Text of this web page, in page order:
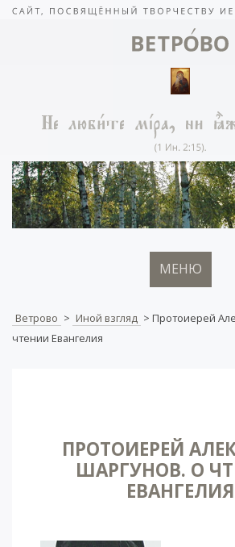
МЕНЮ
Ветрово > Иной взгляд > Протоиерей
чтении Евангелия
ПРОТОИЕРЕЙ
ШАРГУНОВ. О
ЕВАНГЕЛИЯ